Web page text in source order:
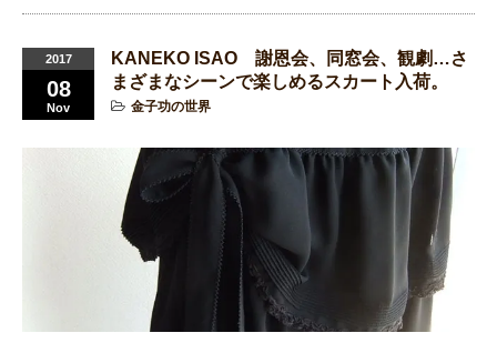
2017
08
Nov
KANEKO ISAO 謝恩会、同窓会、観劇…さ
まざまなシーンで楽しめるスカート入荷。
金子功の世界